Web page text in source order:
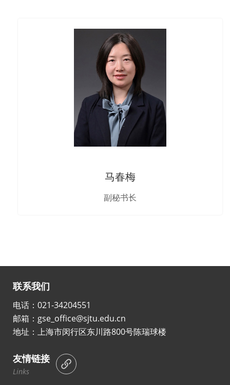
马春梅
副秘书长
联系我们
电话：021-34204551
邮箱：gse_office@sjtu.edu.cn
地址：上海市闵行区东川路800号陈瑞球楼
友情链接
Links